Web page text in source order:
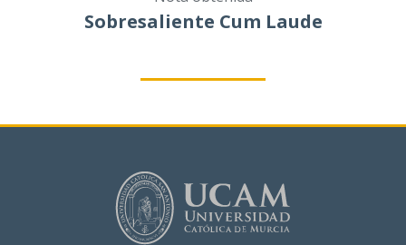
Sobresaliente Cum Laude